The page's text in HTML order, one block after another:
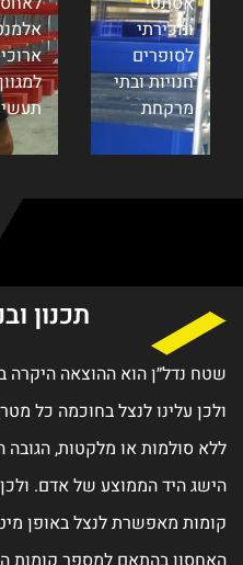
לחנויות
ותעשיות
לליקוט נוח
ובטיחותי
מדפים
לוגיסטיים,
הידני
בגובה
במספר
שטח רצפת